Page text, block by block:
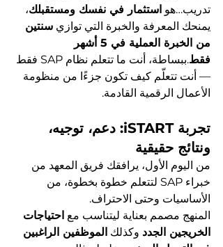
تدريب…هو استثمار في نفسك ومستقبلك،
يمنحك المعرفة والخبرة التي توازي سنتين
من الخبرة العملية في 5 أشهر
فقط
.ببساطة، أنت ما تتعلم نظام SAP فقط
— أنت تتعلّم كيف تكون جزءًا من منظومة
الأعمال الرقمية القادمة.
تجربة iSTART: دعم، توجيه،
ونتائج حقيقية
من اليوم الأول، يرافقك فريق المعهد من
خبراء SAP لتتعلم خطوة بخطوة، من
الأساسيات وحتى الاحتراف.
المنهج مصمم بعناية ليتناسب مع احتياجات
الخريجين الجدد وكذلك الموظفين الراغبين